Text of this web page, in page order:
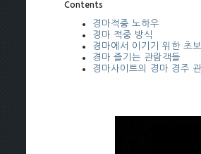
Contents
경마적중 노하우
경마 적중 방식
경마에서 이기기 위한 초
경마 즐기는 관람객들
경마사이트의 경마 경주